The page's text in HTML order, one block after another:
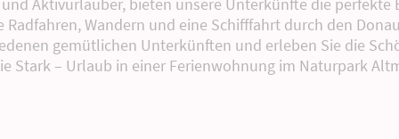
Radfahren, Wandern und eine Schifffahrt durch den
gemütlichen Unterkünften und erleben Sie die
Stark – Urlaub in einer Ferienwohnung im Naturpark